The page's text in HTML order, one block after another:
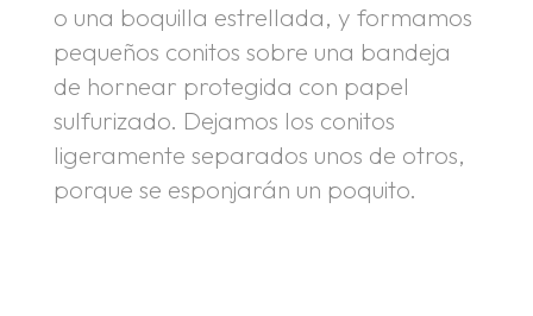
o una boquilla estrellada, y formamos
pequeños conitos sobre una bandeja
de hornear protegida con papel
sulfurizado. Dejamos los conitos
ligeramente separados unos de otros,
porque se esponjarán un poquito.